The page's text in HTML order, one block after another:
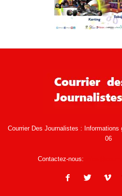
Courrier Des Journalistes : Informations
06
Contactez-nous: